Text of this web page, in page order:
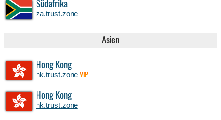
Südafrika
za.trust.zone
Asien
Hong Kong
hk.trust.zone VIP
Hong Kong
hk.trust.zone